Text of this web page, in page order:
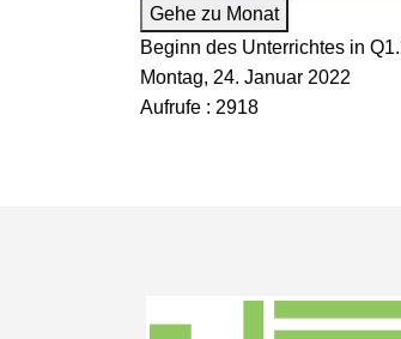
Gehe zu Monat
Beginn des Unterrichtes in
Montag, 24. Januar 2022
Aufrufe : 2918